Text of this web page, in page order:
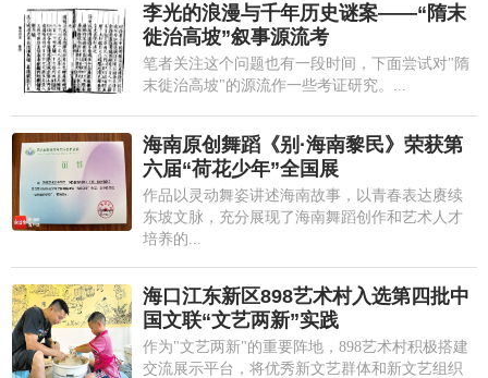
李光的浪漫与千年历史谜案——“隋末
徙治高坡”叙事源流考
笔者关注这个问题也有一段时间，下面尝试对"隋
末徙治高坡"的源流作一些考证研究。...
海南原创舞蹈《别·海南黎民》荣获第
六届“荷花少年”全国展
作品以灵动舞姿讲述海南故事，以青春表达赓续
东坡文脉，充分展现了海南舞蹈创作和艺术人才
培养的...
海口江东新区898艺术村入选第四批中
国文联“文艺两新”实践
作为"文艺两新"的重要阵地，898艺术村积极搭建
交流展示平台，将优秀新文艺群体和新文艺组织